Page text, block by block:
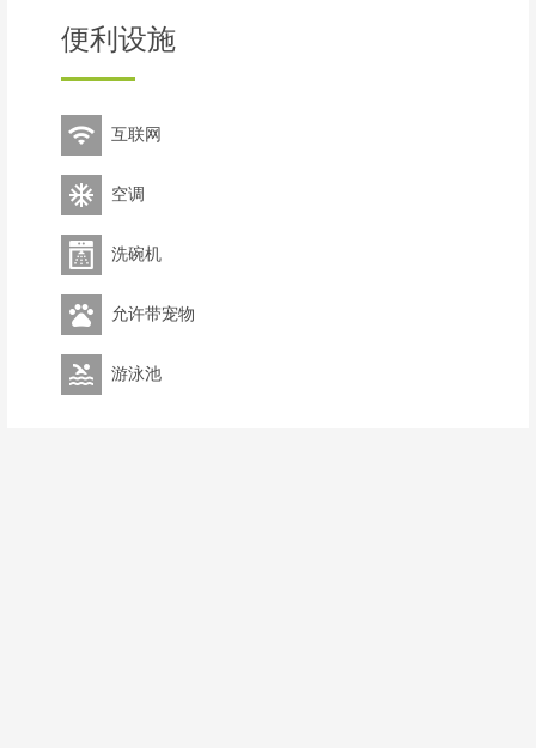
便利设施
互联网
空调
洗碗机
允许带宠物
游泳池